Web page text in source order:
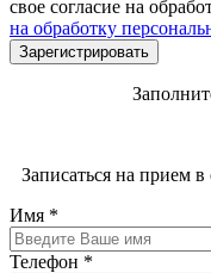
свое согласие на
на обработку
Записаться на прием
Имя *
Телефон *